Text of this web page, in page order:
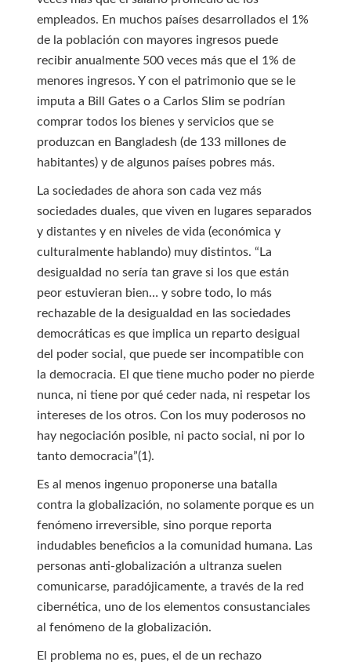
empleados. En muchos países desarrollados el 1%
de la población con mayores ingresos puede
recibir anualmente 500 veces más que el 1% de
menores ingresos. Y con el patrimonio que se le
imputa a Bill Gates o a Carlos Slim se podrían
comprar todos los bienes y servicios que se
produzcan en Bangladesh (de 133 millones de
habitantes) y de algunos países pobres más.
La sociedades de ahora son cada vez más
sociedades duales, que viven en lugares separados
y distantes y en niveles de vida (económica y
culturalmente hablando) muy distintos. “La
desigualdad no sería tan grave si los que están
peor estuvieran bien… y sobre todo, lo más
rechazable de la desigualdad en las sociedades
democráticas es que implica un reparto desigual
del poder social, que puede ser incompatible con
la democracia. El que tiene mucho poder no pierde
nunca, ni tiene por qué ceder nada, ni respetar los
intereses de los otros. Con los muy poderosos no
hay negociación posible, ni pacto social, ni por lo
tanto democracia”(1).
Es al menos ingenuo proponerse una batalla
contra la globalización, no solamente porque es un
fenómeno irreversible, sino porque reporta
indudables beneficios a la comunidad humana. Las
personas anti-globalización a ultranza suelen
comunicarse, paradójicamente, a través de la red
cibernética, uno de los elementos consustanciales
al fenómeno de la globalización.
El problema no es, pues, el de un rechazo